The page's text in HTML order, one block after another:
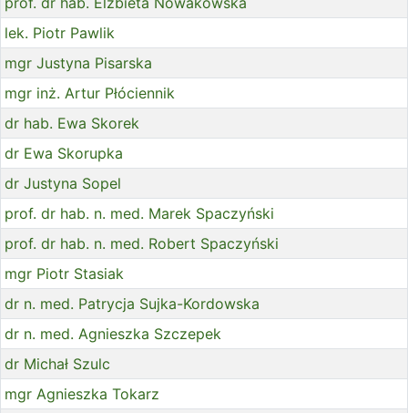
lek. Piotr Pawlik
mgr Justyna Pisarska
mgr inż. Artur Płóciennik
dr hab. Ewa Skorek
dr Ewa Skorupka
dr Justyna Sopel
prof. dr hab. n. med. Marek Spaczyński
prof. dr hab. n. med. Robert Spaczyński
mgr Piotr Stasiak
dr n. med. Patrycja Sujka-Kordowska
dr n. med. Agnieszka Szczepek
dr Michał Szulc
mgr Agnieszka Tokarz